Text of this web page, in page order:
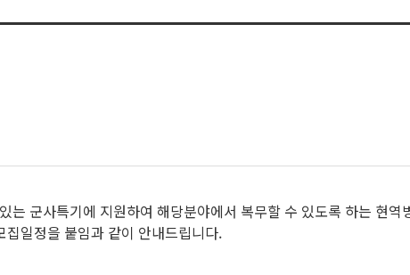
는 군사특기에 지원하여 해당분야에서 복무할 수 있도록 하는 현
일정을 붙임과 같이 안내드립니다.